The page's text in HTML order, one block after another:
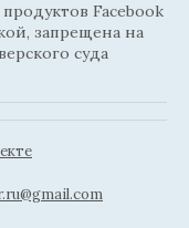
Facebook
запрещена на
суда